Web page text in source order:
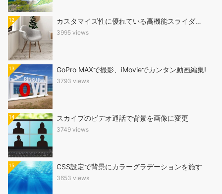
12 カスタマイズ性に優れている高機能スライダ…
3995 views
13 GoPro MAXで撮影、iMovieでカンタン動画編集!
3793 views
14 スカイプのビデオ通話で背景を画像に変更
3749 views
15 CSS設定で背景にカラーグラデーションを施す
3653 views